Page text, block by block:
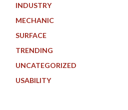
INDUSTRY
MECHANIC
SURFACE
TRENDING
UNCATEGORIZED
USABILITY